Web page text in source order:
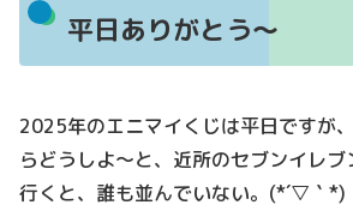
平日ありがとう～
2025年のエニマイくじは平日ですが
らどうしよ～と、近所のセブンイレ
行くと、誰も並んでいない。(*´▽｀*)